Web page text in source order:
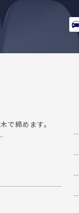
で締めます。